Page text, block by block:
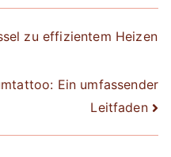
zu effizientem Heizen
Ein umfassender
Leitfaden